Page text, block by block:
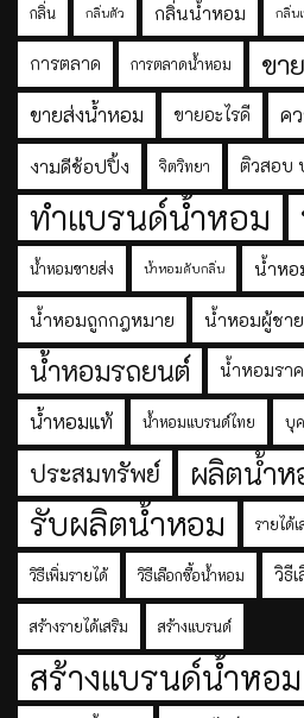
กลิ่น กลิ่นตัว กลิ่นน้ำหอม กลิ่น
การตลาด การตลาดน้ำหอม ขา
ขายส่งน้ำหอม ขายอะไรดี ค
งามดีช้อปปิ้ง จิตวิทยา ติวสอบ
ทำแบรนด์น้ำหอม
น้ำหอมขายส่ง น้ำหอมดับกลิ่น น้ำหอ
น้ำหอมถูกกฎหมาย น้ำหอมผู้ชาย
น้ำหอมรถยนต์ น้ำหอมรา
น้ำหอมแท้ น้ำหอมแบรนด์ไทย บุ
ประสมทรัพย์ ผลิตน้ำห
รับผลิตน้ำหอม รายได้เ
วิธีเพิ่มรายได้ วิธีเลือกซื้อน้ำหอม วิธี
สร้างรายได้เสริม สร้างแบรนด์
สร้างแบรนด์น้ำหอม